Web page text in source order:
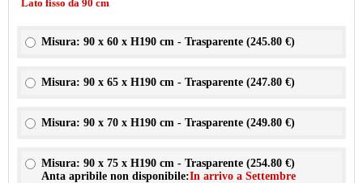
Lato fisso da 90 cm
Misura: 90 x 60 x H190 cm - Trasparente (245.80 €)
Misura: 90 x 65 x H190 cm - Trasparente (247.80 €)
Misura: 90 x 70 x H190 cm - Trasparente (249.80 €)
Misura: 90 x 75 x H190 cm - Trasparente (254.80 €)
Anta apribile non disponibile:In arrivo a Settembre